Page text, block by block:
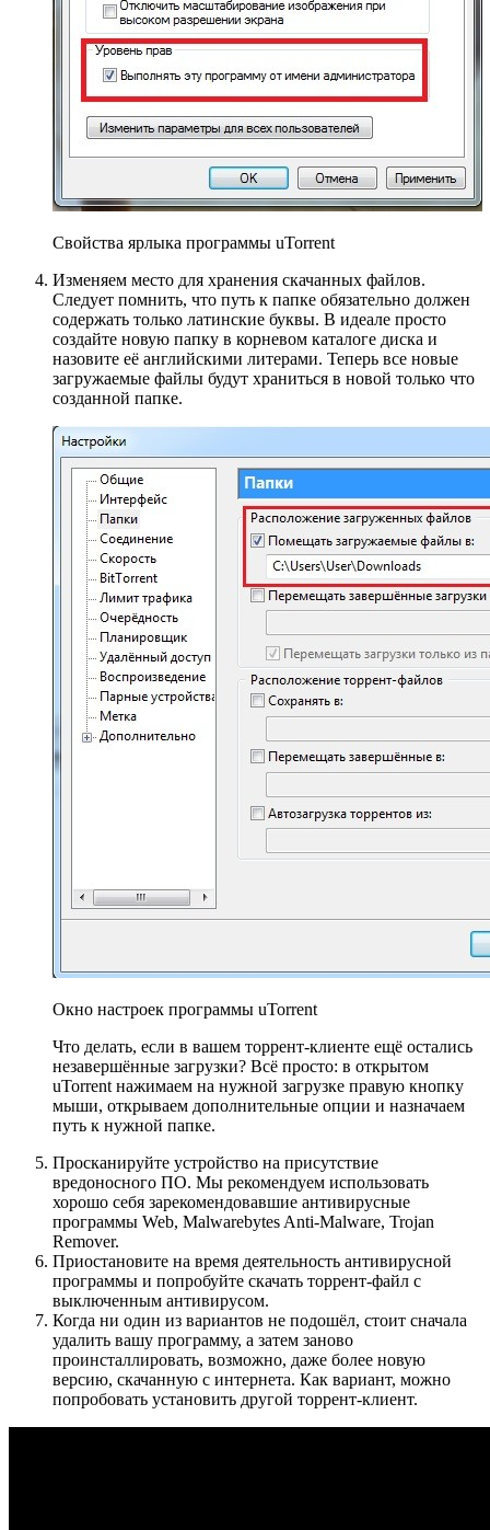
Свойства ярлыка программы uTorrent
Изменяем место для хранения скачанных файлов.
Следует помнить, что путь к папке обязательно должен
содержать только латинские буквы. В идеале просто
создайте новую папку в корневом каталоге диска и
назовите её английскими литерами. Теперь все новые
загружаемые файлы будут храниться в новой только что
созданной папке.
Окно настроек программы uTorrent
Что делать, если в вашем торрент-клиенте ещё остались
незавершённые загрузки? Всё просто: в открытом
uTorrent нажимаем на нужной загрузке правую кнопку
мыши, открываем дополнительные опции и назначаем
путь к нужной папке.
Просканируйте устройство на присутствие
вредоносного ПО. Мы рекомендуем использовать
хорошо себя зарекомендовавшие антивирусные
программы Web, Malwarebytes Anti-Malware, Trojan
Remover.
Приостановите на время деятельность антивирусной
программы и попробуйте скачать торрент-файл с
выключенным антивирусом.
Когда ни один из вариантов не подошёл, стоит сначала
удалить вашу программу, а затем заново
проинсталлировать, возможно, даже более новую
версию, скачанную с интернета. Как вариант, можно
попробовать установить другой торрент-клиент.